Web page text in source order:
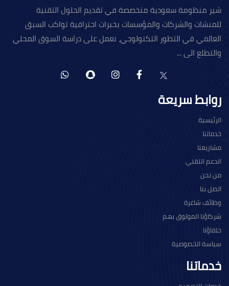
شير منظومة سعودية متخصصة في تقديم الحلول التقنية
للمنشات والشركات والمؤسسات بخبرات احترافية تواكب السبق
العالمي في التطور التكنولوجي، نعمل على دراسة السوق المحلي
والتطلع الى ...
روابط سريعة
الرئيسية
خدماتنا
مشاريعنا
الدعم التقني
من نحن
اتصل بنا
وظائف شاغرة
شركاؤنا الموثوق بهم
حلفاؤنا
سياسة الخصوصية
خدماتنا